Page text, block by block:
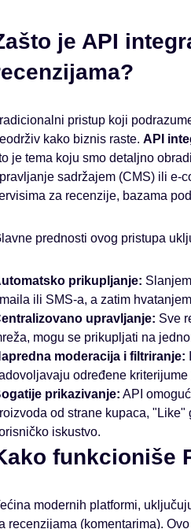
je API
pristup koji
kako biznis raste. API
je tema koju smo detaljno
sadržajem (CMS) ili e-
za recenzije, bazama
prednosti ovog pristupa
prikupljanje:
ili SMS-a, a zatim
upravljanje: Sve
mogu se prikupljati na
moderacija i filtriranje:
određene
prikazivanje: API
od strane kupaca,
iskustvo.
funkcioniše
modernih platformi,
recenzijama (komentarima).